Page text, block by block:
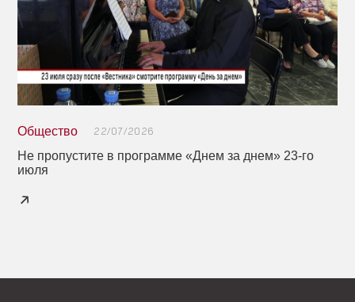
Общество 22/07/2026
Не пропустите в программе «Днем за днем» 23-го
июля